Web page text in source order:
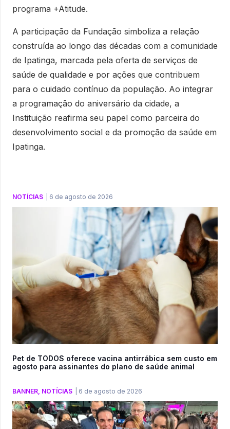
programa +Atitude.
A participação da Fundação simboliza a relação
construída ao longo das décadas com a comunidade
de Ipatinga, marcada pela oferta de serviços de
saúde de qualidade e por ações que contribuem
para o cuidado contínuo da população. Ao integrar
a programação do aniversário da cidade, a
Instituição reafirma seu papel como parceira do
desenvolvimento social e da promoção da saúde em
Ipatinga.
NOTÍCIAS 6 de agosto de 2026
Pet de TODOS oferece vacina antirrábica sem custo em
agosto para assinantes do plano de saúde animal
BANNER NOTÍCIAS 6 de agosto de 2026